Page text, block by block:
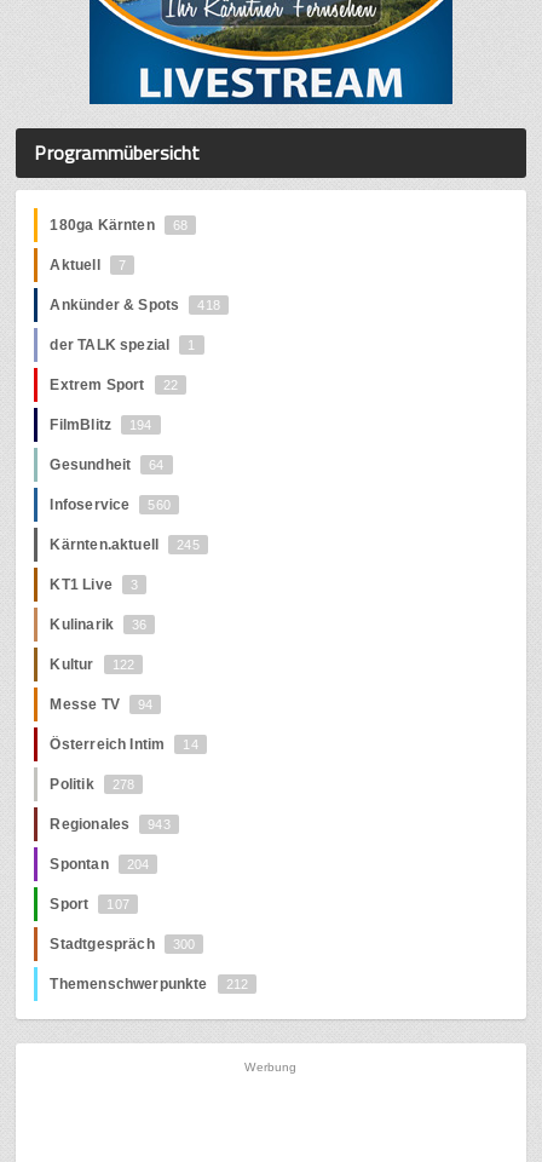
Programmübersicht
180ga Kärnten 68
Aktuell 7
Ankünder & Spots 418
der TALK spezial 1
Extrem Sport 22
FilmBlitz 194
Gesundheit 64
Infoservice 560
Kärnten.aktuell 245
KT1 Live 3
Kulinarik 36
Kultur 122
Messe TV 94
Österreich Intim 14
Politik 278
Regionales 943
Spontan 204
Sport 107
Stadtgespräch 300
Themenschwerpunkte 212
Werbung